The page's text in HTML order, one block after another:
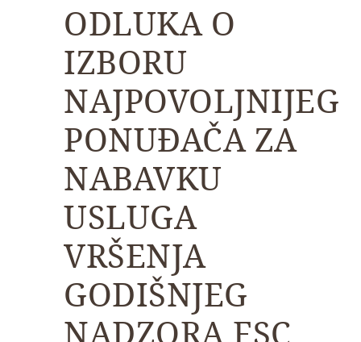
ODLUKA O
IZBORU
NAJPOVOLJNIJEG
PONUĐAČA ZA
NABAVKU
USLUGA
VRŠENJA
GODIŠNJEG
NADZORA FSC